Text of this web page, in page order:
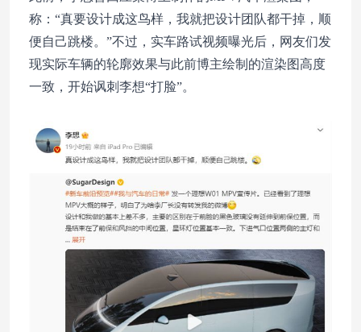
称：“真要设计成这鸟样，我就把设计团队都干掉，顺
便自己跳楼。”不过，实车路试视频曝光后，网友们发
现实际车辆的轮廓效果与此前博主绘制的渲染图高度
一致，开始讽刺李想“打脸”。